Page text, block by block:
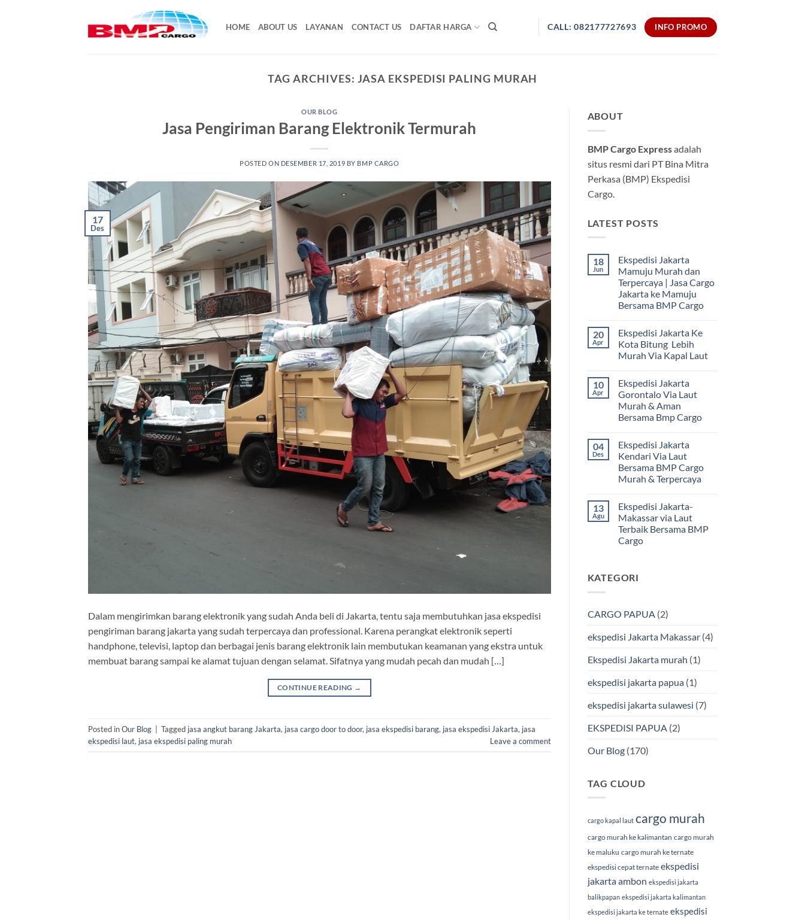
HOME ABOUT US LAYANAN CONTACT US DAFTAR HARGA CALL: 082177727693 INFO PROMO
TAG ARCHIVES: JASA EKSPEDISI PALING MURAH
OUR BLOG
Jasa Pengiriman Barang Elektronik Termurah
POSTED ON DESEMBER 17, 2019 BY BMP CARGO
17
Des
Dalam mengirimkan barang elektronik yang sudah Anda beli di Jakarta, tentu saja membutuhkan jasa ekspedisi
pengiriman barang jakarta yang sudah terpercaya dan professional. Karena perangkat elektronik seperti
handphone, televisi, laptop dan berbagai jenis barang elektronik lain membutukan keamanan yang ekstra untuk
membuat barang sampai ke alamat tujuan dengan selamat. Sifatnya yang mudah pecah dan mudah […]
CONTINUE READING →
Posted inOur Blog Tagged jasa angkut barang Jakarta, jasa cargo door to door, jasa ekspedisi barang, jasa ekspedisi Jakarta, jasa
ekspedisi laut, jasa ekspedisi paling murah Leave a comment
ABOUT
BMP Cargo Expressadalah
situs resmi dari PT Bina Mitra
Perkasa (BMP) Ekspedisi
Cargo.
LATEST POSTS
18
Jun
Ekspedisi Jakarta
Mamuju Murah dan
Terpercaya | Jasa Cargo
Jakarta ke Mamuju
Bersama BMP Cargo
komentar
pada
Ekspedisi
Jakarta
dan
Terpercaya
|
Jasa
Cargo
Jakarta
Bersama
BMP
Cargo
20
Apr
Ekspedisi Jakarta Ke
Kota Bitung Lebih
Murah Via Kapal Laut
komentar
pada
Ekspedisi
Jakarta
Ke
Kota
Murah
Via
Kapal
Laut
10
Apr
Ekspedisi Jakarta
Gorontalo Via Laut
Murah & Aman
Bersama Bmp Cargo
komentar
pada
Ekspedisi
Jakarta
Gorontalo
Via
&
Aman
Bersama
Bmp
Cargo
04
Des
Ekspedisi Jakarta
Kendari Via Laut
Bersama BMP Cargo
Murah & Terpercaya
komentar
pada
Ekspedisi
Jakarta
Kendari
Via
Cargo
13
Agu
Ekspedisi Jakarta-
Makassar via Laut
Terbaik Bersama BMP
Cargo
pada
Ekspedisi
Laut
BMP
KATEGORI
CARGO PAPUA(2)
ekspedisi Jakarta Makassar(4)
Ekspedisi Jakarta murah (1)
ekspedisi jakarta papua(1)
ekspedisi jakarta sulawesi (7)
EKSPEDISI PAPUA(2)
Our Blog(170)
TAG CLOUD
cargo kapal laut cargo murah
cargo murah ke kalimantan cargo murah
ke maluku cargo murah ke ternate
ekspedisi cepat ternate ekspedisi
jakarta ambon ekspedisi jakarta
balikpapan ekspedisi jakarta kalimantan
ekspedisi jakarta ke ternate ekspedisi